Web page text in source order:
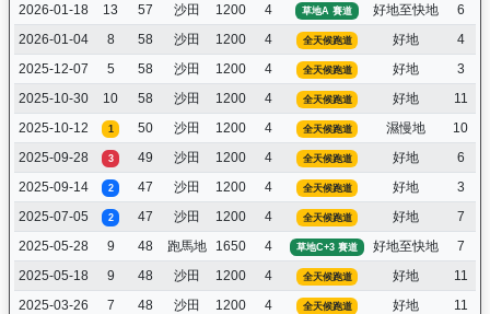
2026-01-18
13 57 沙田 1200 4 草地A 賽道 好地至快地 6
2026-01-04
8 58 沙田 1200 4 全天候跑道 好地 4
2025-12-07
5 58 沙田 1200 4 全天候跑道 好地 3
2025-10-30
10 58 沙田 1200 4 全天候跑道 好地 11
2025-10-12
1 50 沙田 1200 4 全天候跑道 濕慢地 10
2025-09-28
3 49 沙田 1200 4 全天候跑道 好地 6
2025-09-14
2 47 沙田 1200 4 全天候跑道 好地 3
2025-07-05
2 47 沙田 1200 4 全天候跑道 好地 7
2025-05-28
9 48 跑馬地 1650 4 草地C+3 賽道 好地至快地 7
2025-05-18
9 48 沙田 1200 4 全天候跑道 好地 11
2025-03-26
7 48 沙田 1200 4 全天候跑道 好地 11